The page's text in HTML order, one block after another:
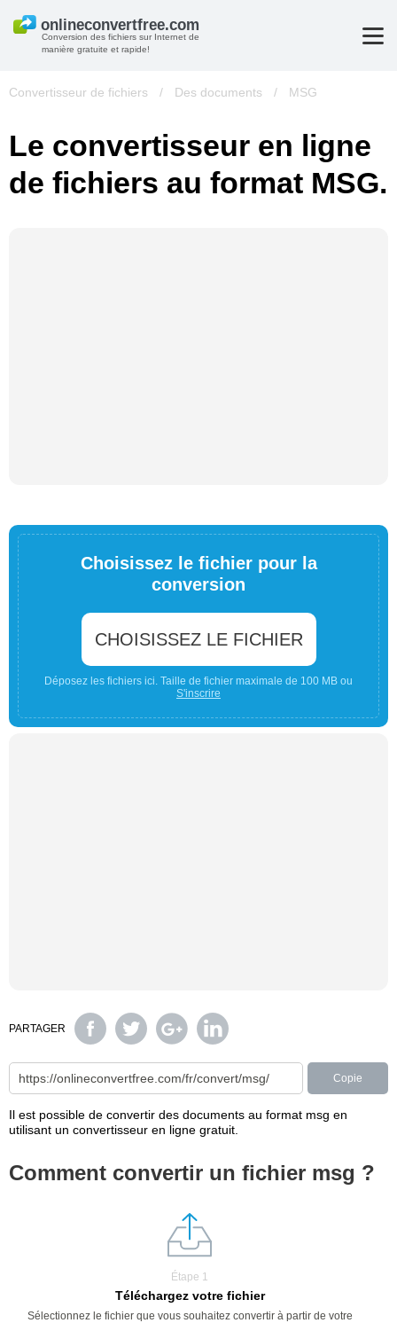
Conversion des fichiers sur Internet de
manière gratuite et rapide!
Convertisseur de fichiers / Des documents / MSG
Le convertisseur en ligne
de fichiers au format MSG.
Choisissez le fichier pour la
conversion
CHOISISSEZ LE FICHIER
Déposez les fichiers ici. Taille de fichier maximale de 100 MB ou
S'inscrire
PARTAGER
Copie
Il est possible de convertir des documents au format msg en
utilisant un convertisseur en ligne gratuit.
Comment convertir un fichier msg ?
Étape 1
Téléchargez votre fichier
Sélectionnez le fichier que vous souhaitez convertir à partir de votre